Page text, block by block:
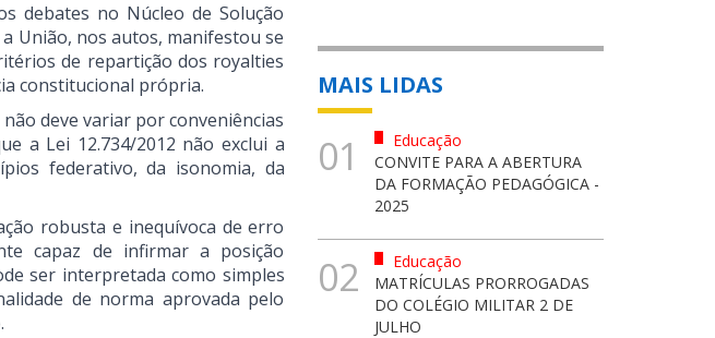
debates no Núcleo de Solução
União, nos autos, manifestou se
de repartição dos royalties
constitucional própria.
deve variar por conveniências
a Lei 12.734/2012 não exclui a
federativo, da isonomia, da
robusta e inequívoca de erro
capaz de infirmar a posição
ser interpretada como simples
de norma aprovada pelo
MAIS LIDAS
01
Educação
CONVITE PARA A ABERTURA
DA FORMAÇÃO PEDAGÓGICA -
2025
02
Educação
MATRÍCULAS PRORROGADAS
DO COLÉGIO MILITAR 2 DE
JULHO